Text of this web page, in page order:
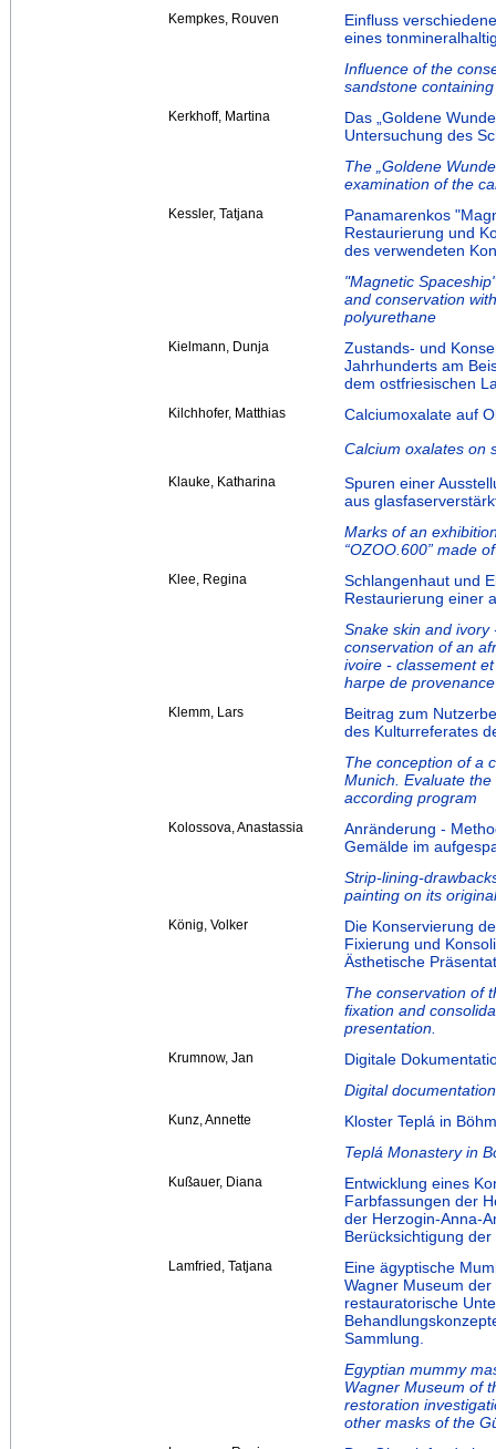
Kempkes, Rouven
Einfluss
eines
Influence of the
sandstone
Kerkhoff, Martina
Das „Goldene
Untersuchung des
The „Goldene
examination of the
Kessler, Tatjana
Panamarenkos
Restaurierung und
des verwendeten
"Magnetic
and conservation
polyurethane
Kielmann, Dunja
Zustands‐ und
Jahrhunderts am
dem ostfriesischen
Kilchhofer, Matthias
Calciumoxalate auf
Calcium oxalates on
Klauke, Katharina
Spuren einer
aus
Marks of an
“OZOO.600” made
Klee, Regina
Schlangenhaut und
Restaurierung einer
Snake skin and ivory
conservation of an
ivoire - classement
harpe de
Klemm, Lars
Beitrag zum
des Kulturreferates
The conception of a
Munich. Evaluate
according program
Kolossova, Anastassia
Anränderung -
Gemälde im
Strip-lining-
painting on its
König, Volker
Die Konservierung
Fixierung und
Ästhetische
The conservation of
fixation and
presentation.
Krumnow, Jan
Digitale
Digital
Kunz, Annette
Kloster Teplá in
Teplá Monastery in
Kußauer, Diana
Entwicklung eines
Farbfassungen der
der
Berücksichtigung
Lamfried, Tatjana
Eine ägyptische
Wagner Museum
restauratorische
Sammlung.
Egyptian mummy
Wagner Museum of
restoration
other masks of the